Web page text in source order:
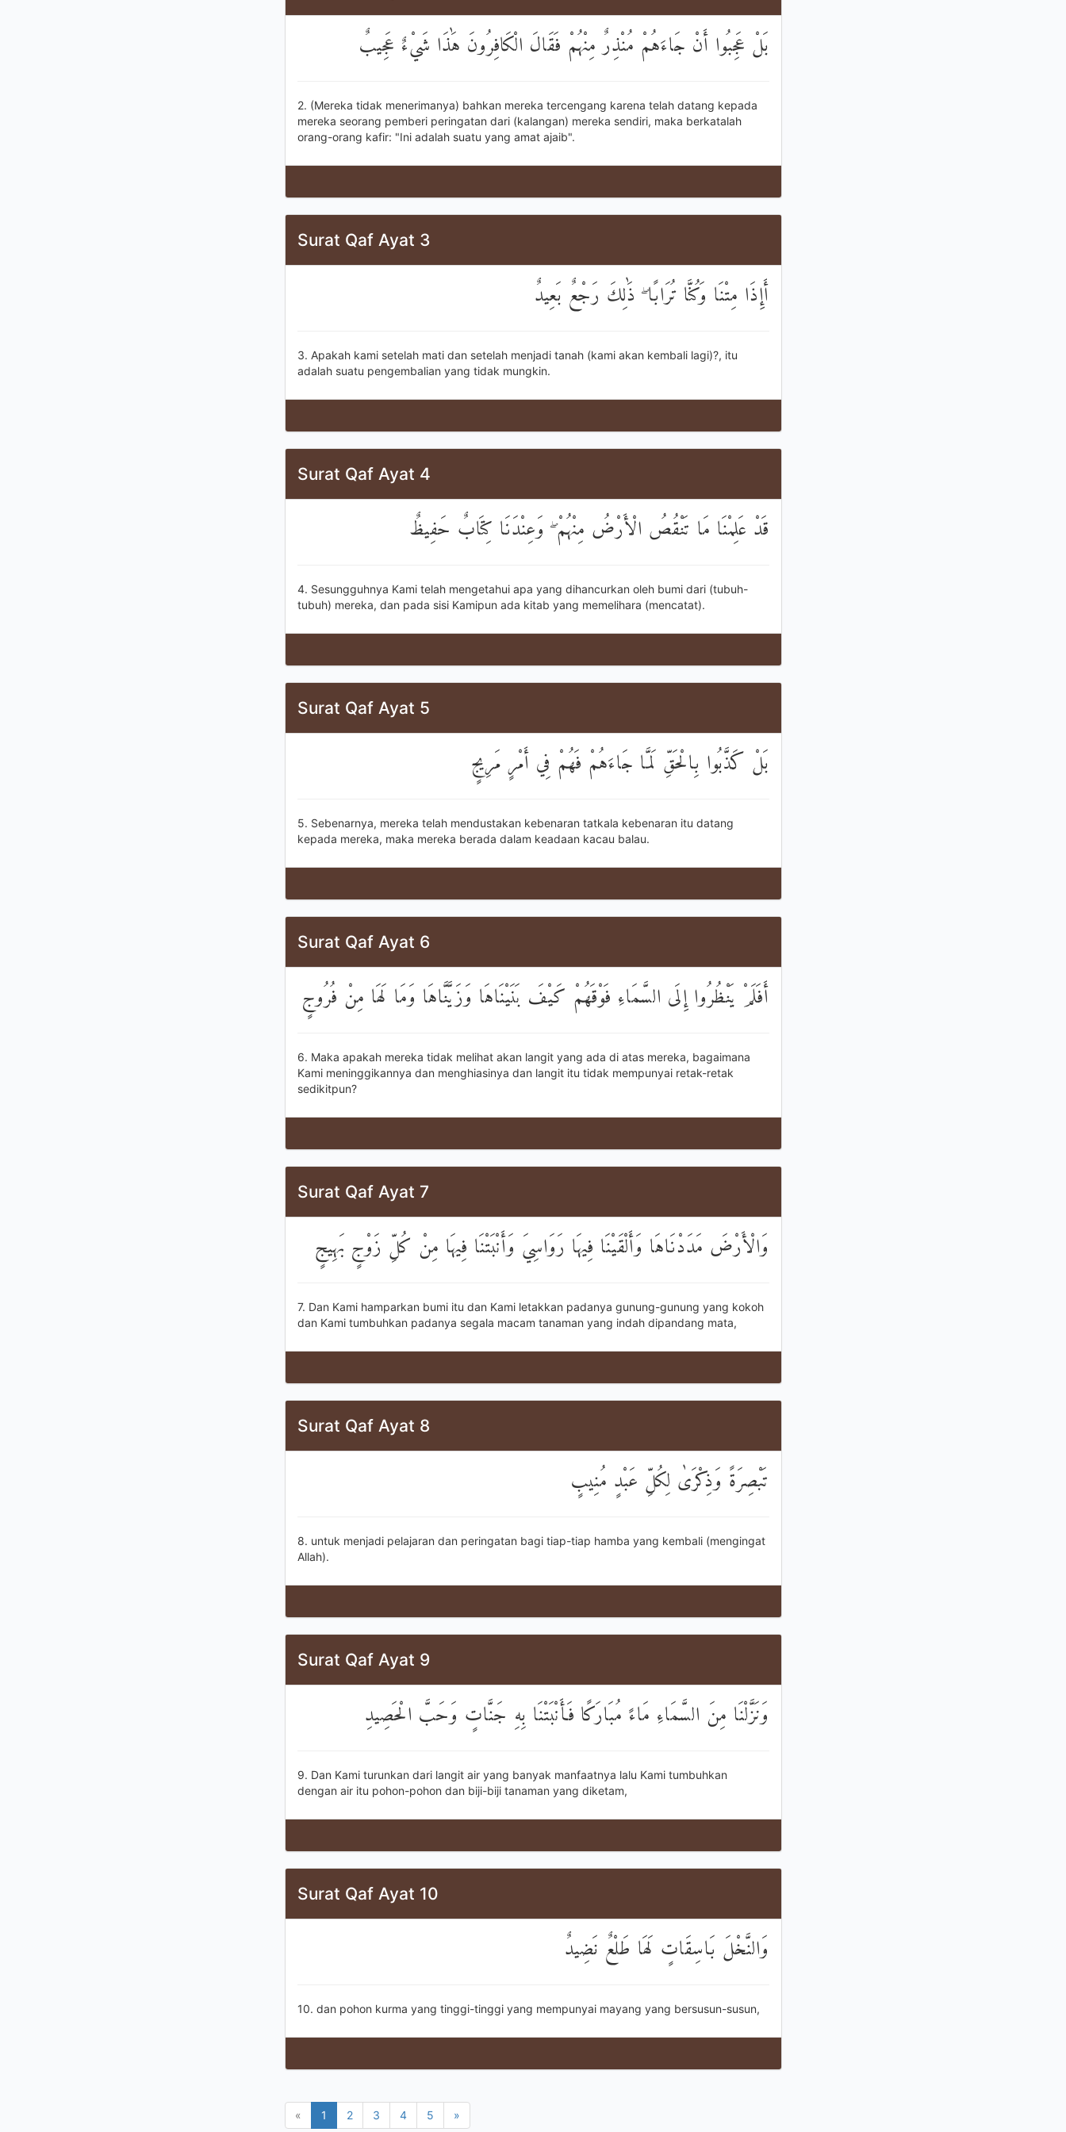
بَلْ عَجِبُوا أَنْ جَاءَهُمْ مُنْذِرٌ مِنْهُمْ فَقَالَ الْكَافِرُونَ هَٰذَا شَيْءٌ عَجِيبٌ
2. (Mereka tidak menerimanya) bahkan mereka tercengang karena telah datang kepada
mereka seorang pemberi peringatan dari (kalangan) mereka sendiri, maka berkatalah
orang-orang kafir: "Ini adalah suatu yang amat ajaib".
Surat Qaf Ayat 3
أَإِذَا مِتْنَا وَكُنَّا تُرَابًا ۖ ذَٰلِكَ رَجْعٌ بَعِيدٌ
3. Apakah kami setelah mati dan setelah menjadi tanah (kami akan kembali lagi)?, itu
adalah suatu pengembalian yang tidak mungkin.
Surat Qaf Ayat 4
قَدْ عَلِمْنَا مَا تَنْقُصُ الْأَرْضُ مِنْهُمْ ۖ وَعِنْدَنَا كِتَابٌ حَفِيظٌ
4. Sesungguhnya Kami telah mengetahui apa yang dihancurkan oleh bumi dari (tubuh-
tubuh) mereka, dan pada sisi Kamipun ada kitab yang memelihara (mencatat).
Surat Qaf Ayat 5
بَلْ كَذَّبُوا بِالْحَقِّ لَمَّا جَاءَهُمْ فَهُمْ فِي أَمْرٍ مَرِيجٍ
5. Sebenarnya, mereka telah mendustakan kebenaran tatkala kebenaran itu datang
kepada mereka, maka mereka berada dalam keadaan kacau balau.
Surat Qaf Ayat 6
أَفَلَمْ يَنْظُرُوا إِلَى السَّمَاءِ فَوْقَهُمْ كَيْفَ بَنَيْنَاهَا وَزَيَّنَّاهَا وَمَا لَهَا مِنْ فُرُوجٍ
6. Maka apakah mereka tidak melihat akan langit yang ada di atas mereka, bagaimana
Kami meninggikannya dan menghiasinya dan langit itu tidak mempunyai retak-retak
sedikitpun?
Surat Qaf Ayat 7
وَالْأَرْضَ مَدَدْنَاهَا وَأَلْقَيْنَا فِيهَا رَوَاسِيَ وَأَنْبَتْنَا فِيهَا مِنْ كُلِّ زَوْجٍ بَهِيجٍ
7. Dan Kami hamparkan bumi itu dan Kami letakkan padanya gunung-gunung yang kokoh
dan Kami tumbuhkan padanya segala macam tanaman yang indah dipandang mata,
Surat Qaf Ayat 8
تَبْصِرَةً وَذِكْرَىٰ لِكُلِّ عَبْدٍ مُنِيبٍ
8. untuk menjadi pelajaran dan peringatan bagi tiap-tiap hamba yang kembali (mengingat
Allah).
Surat Qaf Ayat 9
وَنَزَّلْنَا مِنَ السَّمَاءِ مَاءً مُبَارَكًا فَأَنْبَتْنَا بِهِ جَنَّاتٍ وَحَبَّ الْحَصِيدِ
9. Dan Kami turunkan dari langit air yang banyak manfaatnya lalu Kami tumbuhkan
dengan air itu pohon-pohon dan biji-biji tanaman yang diketam,
Surat Qaf Ayat 10
وَالنَّخْلَ بَاسِقَاتٍ لَهَا طَلْعٌ نَضِيدٌ
10. dan pohon kurma yang tinggi-tinggi yang mempunyai mayang yang bersusun-susun,
« 1 2 3 4 5 »